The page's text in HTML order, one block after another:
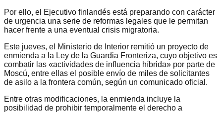
Por ello, el Ejecutivo finlandés está preparando con carácter
de urgencia una serie de reformas legales que le permitan
hacer frente a una eventual crisis migratoria.
Este jueves, el Ministerio de Interior remitió un proyecto de
enmienda a la Ley de la Guardia Fronteriza, cuyo objetivo es
combatir las «actividades de influencia híbrida» por parte de
Moscú, entre ellas el posible envío de miles de solicitantes
de asilo a la frontera común, según un comunicado oficial.
Entre otras modificaciones, la enmienda incluye la
posibilidad de prohibir temporalmente el derecho a